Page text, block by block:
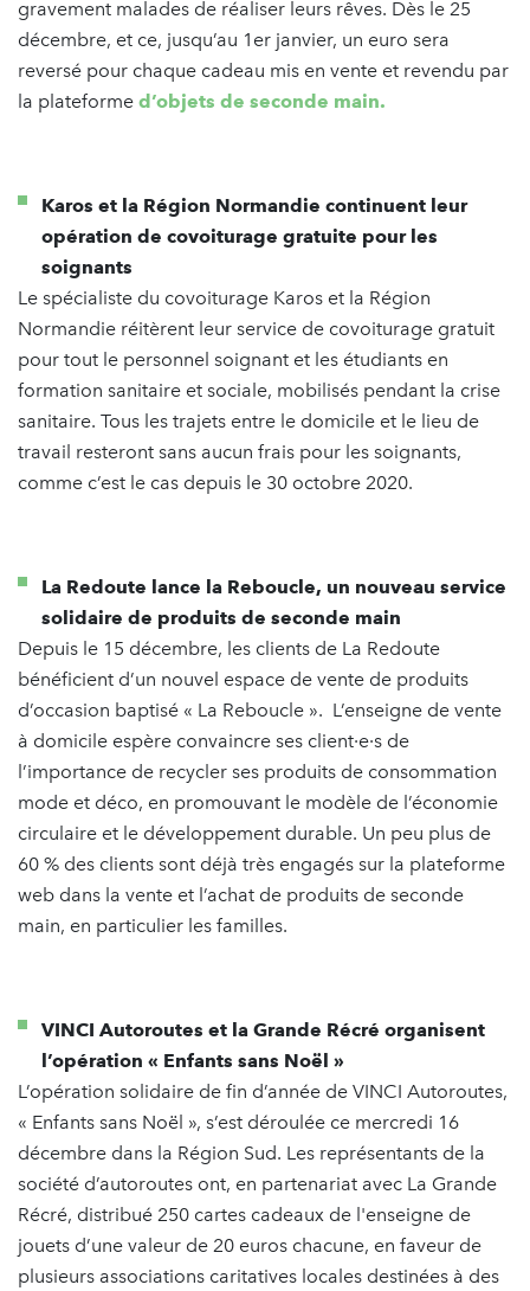
gravement malades de réaliser leurs rêves. Dès le 25
décembre, et ce, jusqu’au 1er janvier, un euro sera
reversé pour chaque cadeau mis en vente et revendu par
la plateforme d’objets de seconde main.
Karos et la Région Normandie continuent leur
opération de covoiturage gratuite pour les
soignants
Le spécialiste du covoiturage Karos et la Région
Normandie réitèrent leur service de covoiturage gratuit
pour tout le personnel soignant et les étudiants en
formation sanitaire et sociale, mobilisés pendant la crise
sanitaire. Tous les trajets entre le domicile et le lieu de
travail resteront sans aucun frais pour les soignants,
comme c’est le cas depuis le 30 octobre 2020.
La Redoute lance la Reboucle, un nouveau service
solidaire de produits de seconde main
Depuis le 15 décembre, les clients de La Redoute
bénéficient d’un nouvel espace de vente de produits
d’occasion baptisé « La Reboucle ». L’enseigne de vente
à domicile espère convaincre ses client·e·s de
l’importance de recycler ses produits de consommation
mode et déco, en promouvant le modèle de l’économie
circulaire et le développement durable. Un peu plus de
60 % des clients sont déjà très engagés sur la plateforme
web dans la vente et l’achat de produits de seconde
main, en particulier les familles.
VINCI Autoroutes et la Grande Récré organisent
l’opération « Enfants sans Noël »
L’opération solidaire de fin d’année de VINCI Autoroutes,
« Enfants sans Noël », s’est déroulée ce mercredi 16
décembre dans la Région Sud. Les représentants de la
société d’autoroutes ont, en partenariat avec La Grande
Récré, distribué 250 cartes cadeaux de l'enseigne de
jouets d’une valeur de 20 euros chacune, en faveur de
plusieurs associations caritatives locales destinées à des